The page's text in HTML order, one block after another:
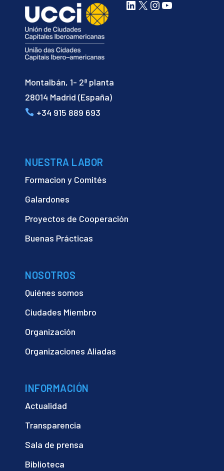
Montalbán, 1- 2ª planta
28014 Madrid (España)
+34 915 889 693
LinkedIn
X Instagram
YouTube
NUESTRA LABOR
Formacion y Comités
Galardones
Proyectos de Cooperación
Buenas Prácticas
NOSOTROS
Quiénes somos
Ciudades Miembro
Organización
Organizaciones Aliadas
INFORMACIÓN
Actualidad
Transparencia
Sala de prensa
Biblioteca